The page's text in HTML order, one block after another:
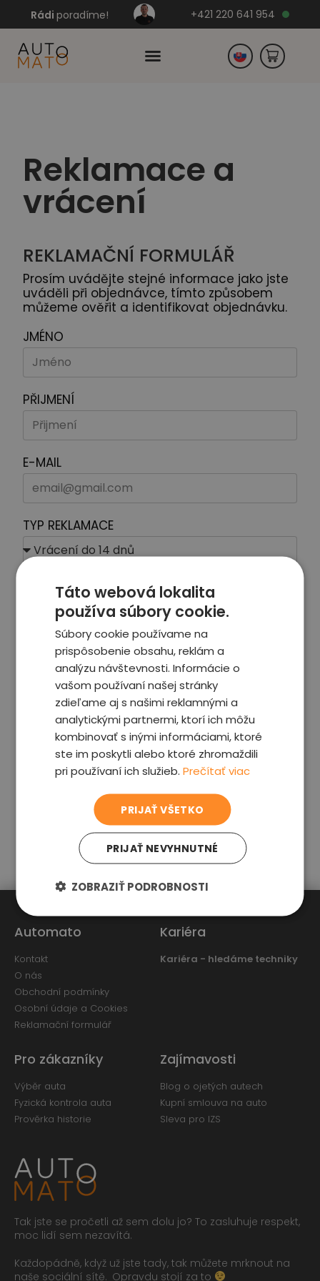
Rádi poradíme! +421 220 641 954
Reklamace a
vrácení
REKLAMAČNÍ FORMULÁŘ
Prosím uvádějte stejné informace jako jste
uváděli při objednávce, tímto způsobem
můžeme ověřit a identifikovat objednávku.
JMÉNO
PŘIJMENÍ
E-MAIL
TYP REKLAMACE
ČÍSLO OBJEDNÁVKY
DŮVOD PRO REKLAMACI NEBO VRÁCENÍ
DOKUMENTY
ODESLAT
Tak jste se pročetli až sem dolu jo? To zasluhuje respekt,
moc lidí sem nezavítá.
Každopádně, když už jste tady, tak můžete mrknout na
naše sociální sítě. Opravdu stojí za to
Pro zákazníky
Výběr auta
Fyzická kontrola auta
Prověrka historie
Zajímavosti
Blog o ojetých autech
Kupní smlouva na auto
Sleva pro IZS
Kariéra
Kariéra - hledáme techniky
Automato
Kontakt
O nás
Obchodní podmínky
Osobní údaje a Cookies
Reklamační formulář
Táto webová lokalita
používa súbory cookie.
Súbory cookie používame na
prispôsobenie obsahu, reklám a
analýzu návštevnosti. Informácie o
vašom používaní našej stránky
zdieľame aj s našimi reklamnými a
analytickými partnermi, ktorí ich môžu
kombinovať s inými informáciami, ktoré
ste im poskytli alebo ktoré zhromaždili
pri používaní ich služieb.Prečítať viac
PRIJAŤ VŠETKO
PRIJAŤ NEVYHNUTNÉ
ZOBRAZIŤ PODROBNOSTI